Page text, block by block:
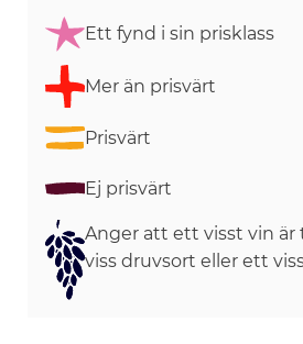
Ett fynd i sin prisklass
Mer än prisvärt
Prisvärt
Ej prisvärt
Anger att ett visst vin är
viss druvsort eller ett